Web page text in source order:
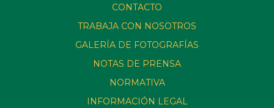
CONTACTO
TRABAJA CON NOSOTROS
GALERÍA DE FOTOGRAFÍAS
NOTAS DE PRENSA
NORMATIVA
INFORMACIÓN LEGAL